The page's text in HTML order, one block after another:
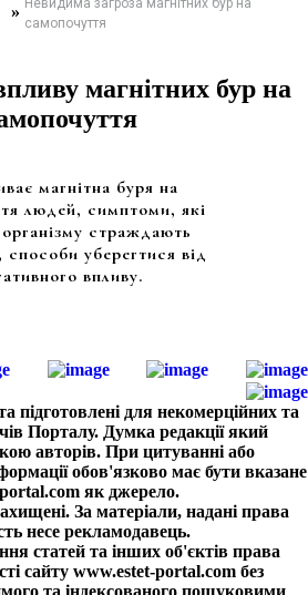
» Невидима загроза магнітних бур на
самопочуття
магнітних бур на
магнітна буря на
людей, симптоми, які
страждають
способи уберегтися від
впливу.
підготовлені для некомерційних та
Порталу. Думка редакції який
авторів. При цитуванні або
обов'язково має бути вказане
як джерело.
За матеріали, надані права
несе рекламодавець.
статей та інших об'єктів права
сайту www.estet-portal.com без
та індексованого пошуковими